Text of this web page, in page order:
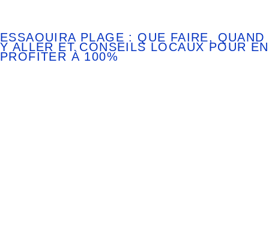
ESSAOUIRA PLAGE : QUE FAIRE, QUAND
Y ALLER ET CONSEILS LOCAUX POUR EN
PROFITER À 100%